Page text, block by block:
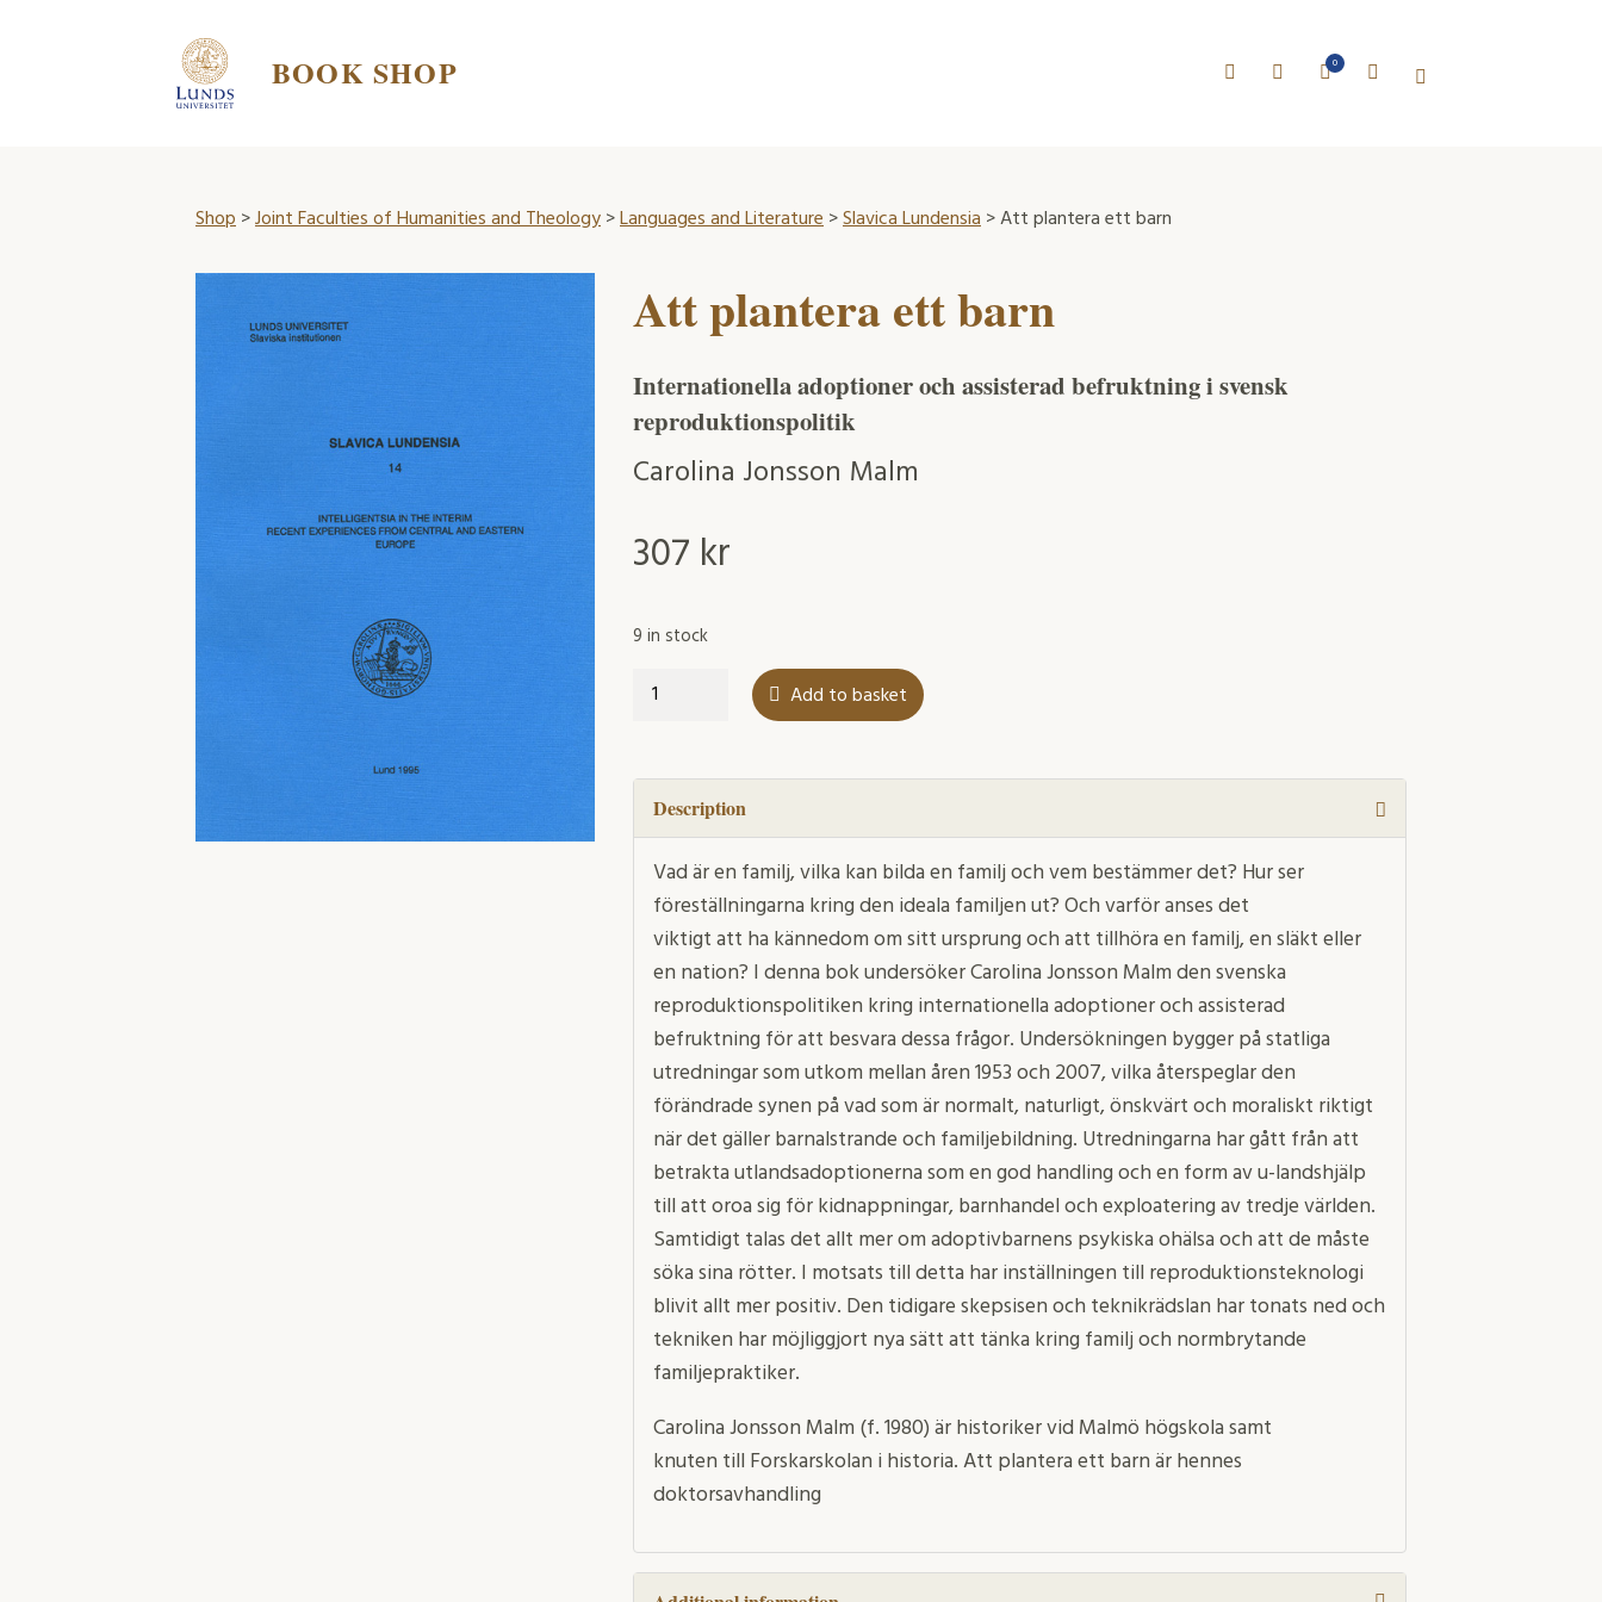
BOOK SHOP 0
Shop>Joint Faculties of Humanities and Theology>Languages and Literature>Slavica Lundensia> Att plantera ett barn
Att plantera ett barn
Internationella adoptioner och assisterad befruktning i svensk
reproduktionspolitik
Carolina Jonsson Malm
307 kr
9 in stock
Att
barn
quantity
Add to basket
Description
Vad är en familj, vilka kan bilda en familj och vem bestämmer det? Hur ser
föreställningarna kring den ideala familjen ut? Och varför anses det
viktigt att ha kännedom om sitt ursprung och att tillhöra en familj, en släkt eller
en nation? I denna bok undersöker Carolina Jonsson Malm den svenska
reproduktionspolitiken kring internationella adoptioner och assisterad
befruktning för att besvara dessa frågor. Undersökningen bygger på statliga
utredningar som utkom mellan åren 1953 och 2007, vilka återspeglar den
förändrade synen på vad som är normalt, naturligt, önskvärt och moraliskt riktigt
när det gäller barnalstrande och familjebildning. Utredningarna har gått från att
betrakta utlandsadoptionerna som en god handling och en form av u-landshjälp
till att oroa sig för kidnappningar, barnhandel och exploatering av tredje världen.
Samtidigt talas det allt mer om adoptivbarnens psykiska ohälsa och att de måste
söka sina rötter. I motsats till detta har inställningen till reproduktionsteknologi
blivit allt mer positiv. Den tidigare skepsisen och teknikrädslan har tonats ned och
tekniken har möjliggjort nya sätt att tänka kring familj och normbrytande
familjepraktiker.
Carolina Jonsson Malm (f. 1980) är historiker vid Malmö högskola samt
knuten till Forskarskolan i historia. Att plantera ett barn är hennes
doktorsavhandling